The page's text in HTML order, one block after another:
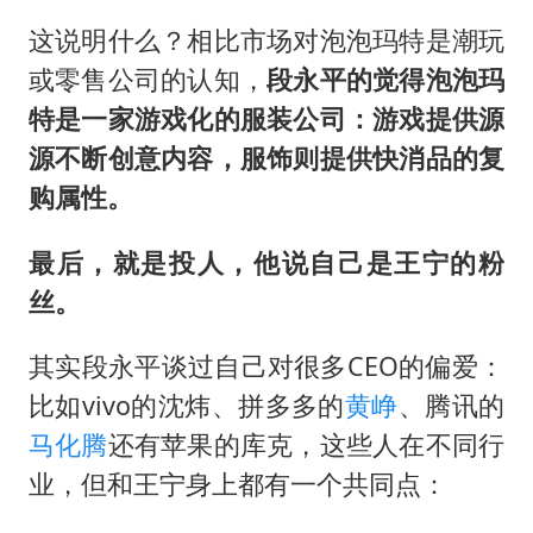
这说明什么？相比市场对泡泡玛特是潮玩
或零售公司的认知，段永平的觉得泡泡玛
特是一家游戏化的服装公司：游戏提供源
源不断创意内容，服饰则提供快消品的复
购属性。
最后，就是投人，他说自己是王宁的粉
丝。
其实段永平谈过自己对很多CEO的偏爱：
比如vivo的沈炜、拼多多的黄峥、腾讯的
马化腾还有苹果的库克，这些人在不同行
业，但和王宁身上都有一个共同点：